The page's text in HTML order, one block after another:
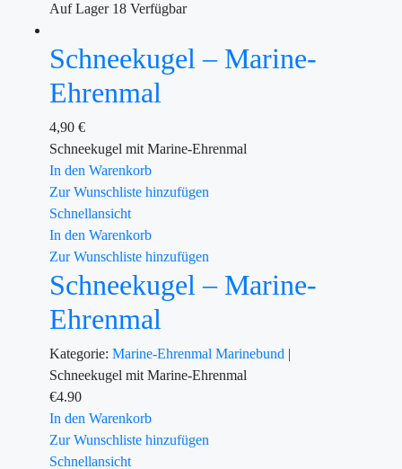
Auf Lager18 Verfügbar
Schneekugel – Marine-
Ehrenmal
4,90 €
Schneekugel mit Marine-Ehrenmal
In den Warenkorb
Zur Wunschliste hinzufügen
Schnellansicht
In den Warenkorb
Zur Wunschliste hinzufügen
Schneekugel – Marine-
Ehrenmal
Kategorie: Marine-Ehrenmal Marinebund |
Schneekugel mit Marine-Ehrenmal
€4.90
In den Warenkorb
Zur Wunschliste hinzufügen
Schnellansicht